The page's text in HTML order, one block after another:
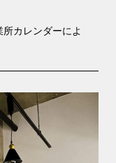
カレンダーによ